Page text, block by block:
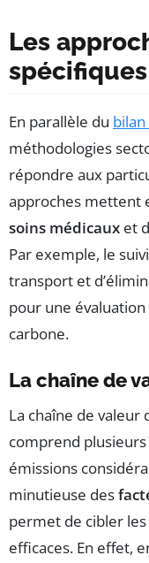
Les
spécifiques
En parallèle du
méthodologies
répondre aux
approches mettent
soins médicaux et
Par exemple, le
transport et
pour une
carbone.
La chaîne de
La chaîne de
comprend
émissions
minutieuse des
permet de cibler
efficaces. En effet,